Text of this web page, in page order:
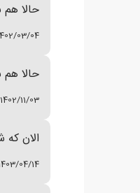
حالا هم شده
03/04
حالا هم شده 210 هزار تومان ! مهم
1402/11/03
الان که شده
04/14